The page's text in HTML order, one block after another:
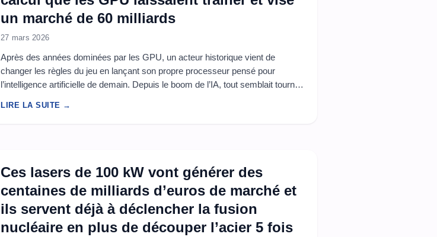
un marché de 60 milliards
27 mars 2026
​​Après des années dominées par les GPU, un acteur historique vient de
changer les règles du jeu en lançant son propre processeur pensé pour
l’intelligence artificielle de demain. Depuis le boom de l’IA, tout semblait tourner
usages, notamment les agents intelligents, reposent de ...
LIRE LA SUITE →
Ces lasers de 100 kW vont générer des
centaines de milliards d’euros de marché et
ils servent déjà à déclencher la fusion
nucléaire en plus de découper l’acier 5 fois